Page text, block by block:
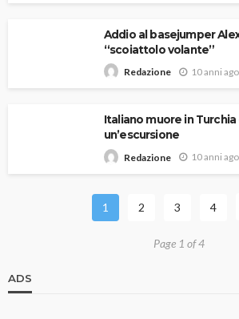
Addio al basejumper
“scoiattolo volante”
Redazione 10 anni ago
Italiano muore in
un’escursione
Redazione 10 anni ago
1 2 3 4
Page 1 of 4
ADS